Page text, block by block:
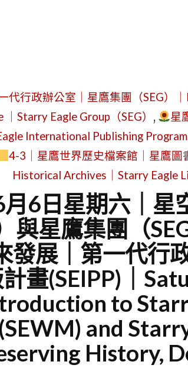
代行政辦公室｜星鷹集團（SEG）
Starry Eagle Group（SEG） ,
星
International Publishing
4-3｜星鷹世界歷史檔案館｜星鷹圖
Historical Archives｜Starry Eagle
6日星期六｜星
與星鷹集團（
發展｜第一代行
畫(SEIPP)｜
to
and
History,